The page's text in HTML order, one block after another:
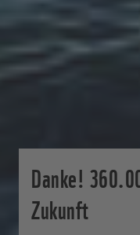
Danke!
Zukunft